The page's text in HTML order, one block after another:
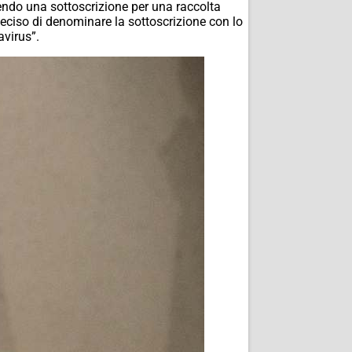
una sottoscrizione per una raccolta
di denominare la sottoscrizione con lo